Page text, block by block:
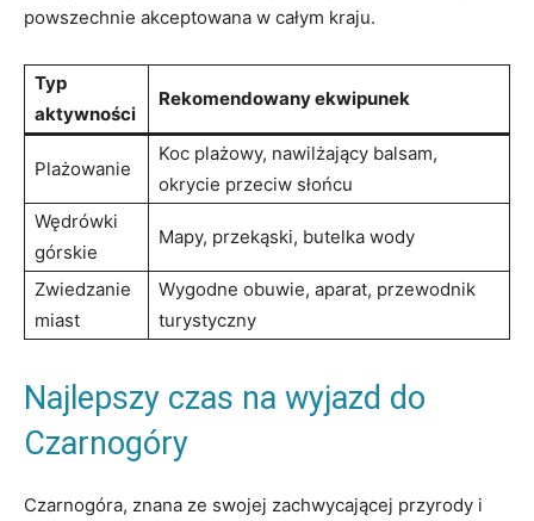
powszechnie akceptowana w​ całym kraju.
Typ
aktywności
Rekomendowany ekwipunek
Plażowanie
Koc plażowy, nawilżający balsam,
okrycie‌ przeciw słońcu
Wędrówki
górskie
Mapy, przekąski, butelka wody
Zwiedzanie
miast
Wygodne obuwie, aparat, przewodnik
turystyczny
Najlepszy czas na ⁢wyjazd do
Czarnogóry
Czarnogóra, znana ze swojej zachwycającej przyrody i